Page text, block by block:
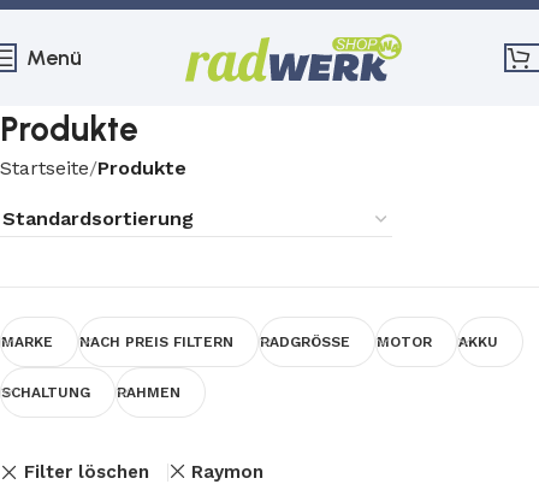
Menü
Produkte
Startseite Produkte
MARKE NACH PREIS FILTERN RADGRÖSSE MOTOR AKKU
SCHALTUNG RAHMEN
Filter löschen Raymon